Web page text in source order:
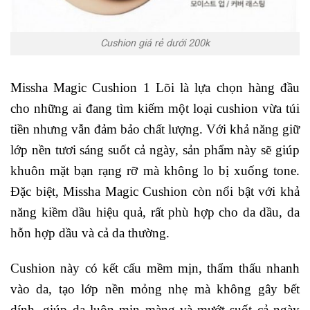
Cushion giá rẻ dưới 200k
Missha Magic Cushion 1 Lõi là lựa chọn hàng đầu
cho những ai đang tìm kiếm một loại cushion vừa túi
tiền nhưng vẫn đảm bảo chất lượng. Với khả năng giữ
lớp nền tươi sáng suốt cả ngày, sản phẩm này sẽ giúp
khuôn mặt bạn rạng rỡ mà không lo bị xuống tone.
Đặc biệt, Missha Magic Cushion còn nổi bật với khả
năng kiềm dầu hiệu quả, rất phù hợp cho da dầu, da
hỗn hợp dầu và cả da thường.
Cushion này có kết cấu mềm mịn, thẩm thấu nhanh
vào da, tạo lớp nền mỏng nhẹ mà không gây bết